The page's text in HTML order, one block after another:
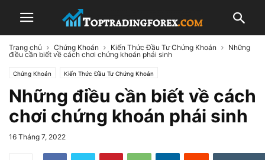
Trang chủ Chứng Khoán Kiến Thức Đầu Tư Chứng Khoán
Những
điều cần biết về cách chơi chứng khoán phái sinh
Chứng Khoán Kiến Thức Đầu Tư Chứng Khoán
Những điều cần biết về cách
chơi chứng khoán phái sinh
16 Tháng 7, 2022